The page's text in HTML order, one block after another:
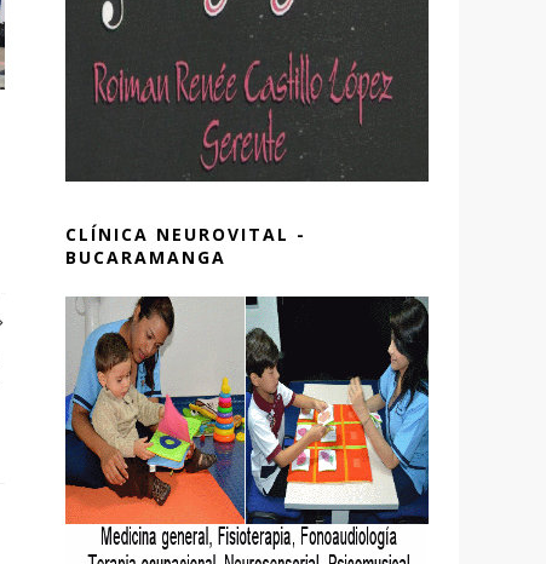
CLÍNICA NEUROVITAL -
BUCARAMANGA